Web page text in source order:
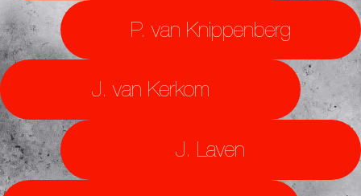
P. van Knippenberg
J. van Kerkom
J. Laven